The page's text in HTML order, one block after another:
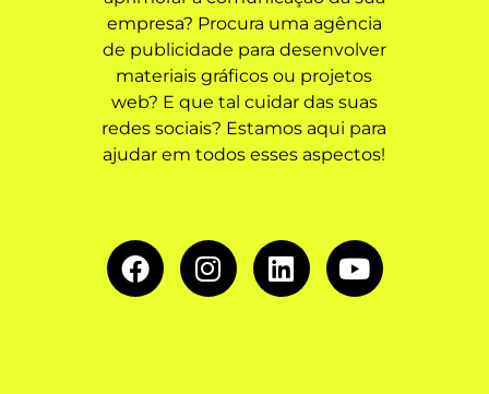
empresa? Procura uma agência
de publicidade para desenvolver
materiais gráficos ou projetos
web? E que tal cuidar das suas
redes sociais? Estamos aqui para
ajudar em todos esses aspectos!